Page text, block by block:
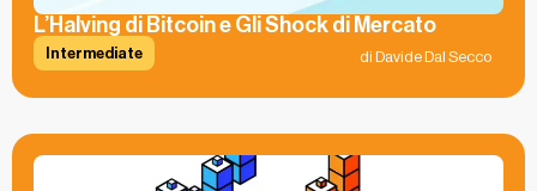
L’Halving di Bitcoin e Gli Shock di Mercato
Intermediate di Davide Dal Secco